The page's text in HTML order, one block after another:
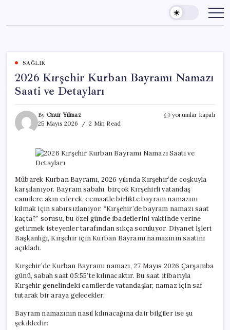
content
SAĞLIK
2026 Kırşehir Kurban Bayramı Namazı
Saati ve Detayları
By Onur Yılmaz
25 Mayıs 2026
2 Min Read
2026
Namazı
Saati
Detayları
için
yorumlar kapalı
Mübarek Kurban Bayramı, 2026 yılında Kırşehir’de coşkuyla
karşılanıyor. Bayram sabahı, birçok Kırşehirli vatandaş
camilere akın ederek, cemaatle birlikte bayram namazını
kılmak için sabırsızlanıyor. “Kırşehir’de bayram namazı saat
kaçta?” sorusu, bu özel günde ibadetlerini vaktinde yerine
getirmek isteyenler tarafından sıkça soruluyor. Diyanet İşleri
Başkanlığı, Kırşehir için Kurban Bayramı namazının saatini
açıkladı.
Kırşehir’de Kurban Bayramı namazı, 27 Mayıs 2026 Çarşamba
günü, sabah saat 05:55’te kılınacaktır. Bu saat itibarıyla
Kırşehir genelindeki camilerde vatandaşlar, namaz için saf
tutarak bir araya gelecekler.
Bayram namazının nasıl kılınacağına dair bilgiler ise şu
şekildedir: